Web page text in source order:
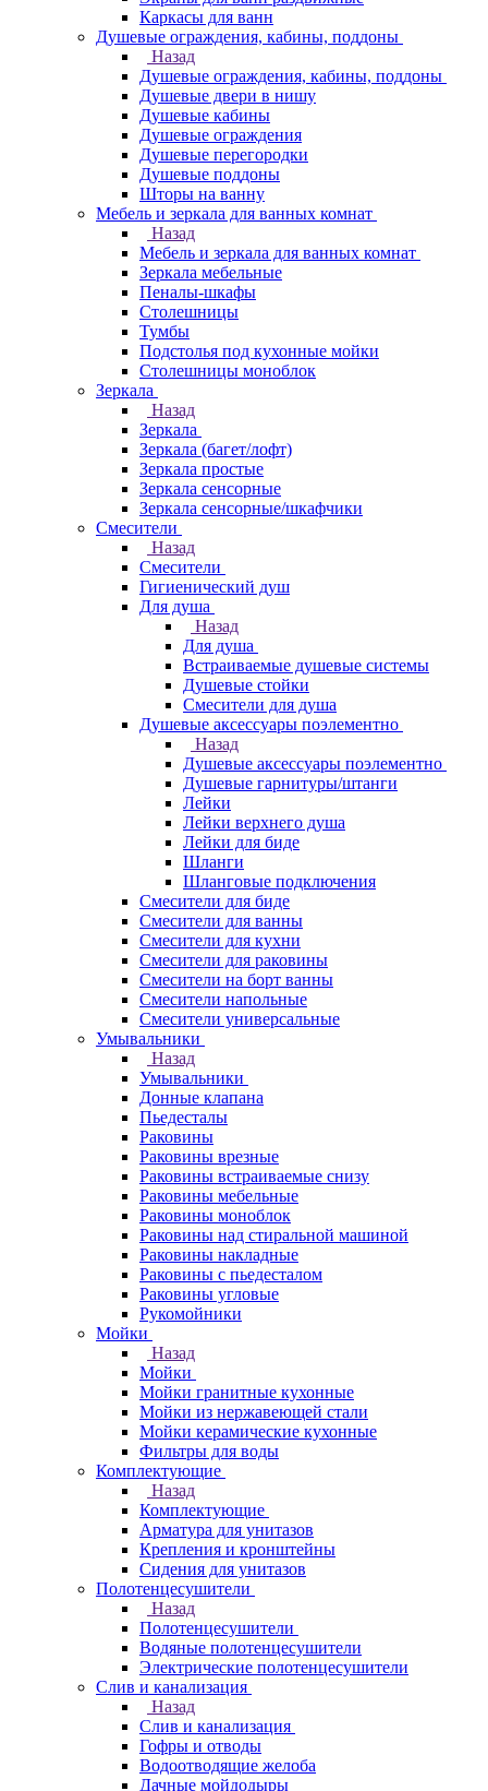
Каркасы для ванн
Душевые ограждения, кабины, поддоны
Назад
Душевые ограждения, кабины, поддоны
Душевые двери в нишу
Душевые кабины
Душевые ограждения
Душевые перегородки
Душевые поддоны
Шторы на ванну
Мебель и зеркала для ванных комнат
Назад
Мебель и зеркала для ванных комнат
Зеркала мебельные
Пеналы-шкафы
Столешницы
Тумбы
Подстолья под кухонные мойки
Столешницы моноблок
Зеркала
Назад
Зеркала
Зеркала (багет/лофт)
Зеркала простые
Зеркала сенсорные
Зеркала сенсорные/шкафчики
Смесители
Назад
Смесители
Гигиенический душ
Для душа
Назад
Для душа
Встраиваемые душевые системы
Душевые стойки
Смесители для душа
Душевые аксессуары поэлементно
Назад
Душевые аксессуары поэлементно
Душевые гарнитуры/штанги
Лейки
Лейки верхнего душа
Лейки для биде
Шланги
Шланговые подключения
Смесители для биде
Смесители для ванны
Смесители для кухни
Смесители для раковины
Смесители на борт ванны
Смесители напольные
Смесители универсальные
Умывальники
Назад
Умывальники
Донные клапана
Пьедесталы
Раковины
Раковины врезные
Раковины встраиваемые снизу
Раковины мебельные
Раковины моноблок
Раковины над стиральной машиной
Раковины накладные
Раковины с пьедесталом
Раковины угловые
Рукомойники
Мойки
Назад
Мойки
Мойки гранитные кухонные
Мойки из нержавеющей стали
Мойки керамические кухонные
Фильтры для воды
Комплектующие
Назад
Комплектующие
Арматура для унитазов
Крепления и кронштейны
Сидения для унитазов
Полотенцесушители
Назад
Полотенцесушители
Водяные полотенцесушители
Электрические полотенцесушители
Слив и канализация
Назад
Слив и канализация
Гофры и отводы
Водоотводящие желоба
Дачные мойдодыры